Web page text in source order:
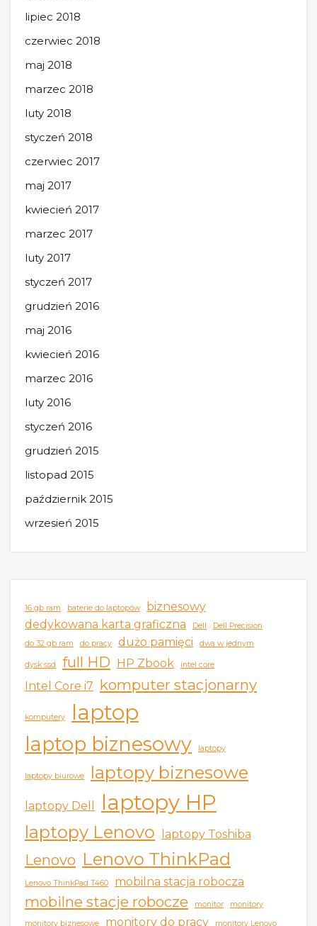
lipiec 2018
czerwiec 2018
maj 2018
marzec 2018
luty 2018
styczeń 2018
czerwiec 2017
maj 2017
kwiecień 2017
marzec 2017
luty 2017
styczeń 2017
grudzień 2016
maj 2016
kwiecień 2016
marzec 2016
luty 2016
styczeń 2016
grudzień 2015
listopad 2015
październik 2015
wrzesień 2015
16 gb ram baterie do laptopów
biznesowy
dedykowana karta graficzna
Dell
Dell Precision
do 32 gb ram
do pracy dużo pamięci dwa w jednym
dysk ssd full HD HP Zbook intel core
Intel Core i7 komputer stacjonarny
komputery laptop
laptop biznesowy laptopy
laptopy biurowe laptopy biznesowe
laptopy Dell laptopy HP
laptopy Lenovo laptopy Toshiba
Lenovo Lenovo ThinkPad
Lenovo ThinkPad T460 mobilna stacja robocza
mobilne stacje robocze monitor monitory
monitory biznesowe monitory do pracy monitory Lenovo